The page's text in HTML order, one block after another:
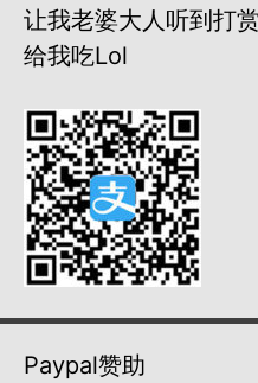
让我老婆大人听到打
给我吃lol
Paypal赞助